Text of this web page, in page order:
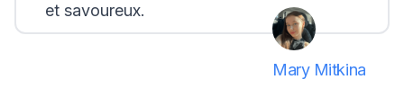
et savoureux.
Mary Mitkina